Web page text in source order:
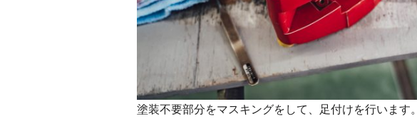
塗装不要部分をマスキングをして、足付けを行います。